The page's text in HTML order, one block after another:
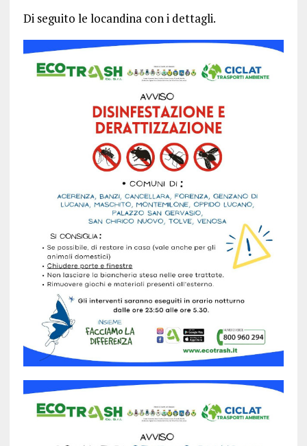
Di seguito le locandina con i dettagli.